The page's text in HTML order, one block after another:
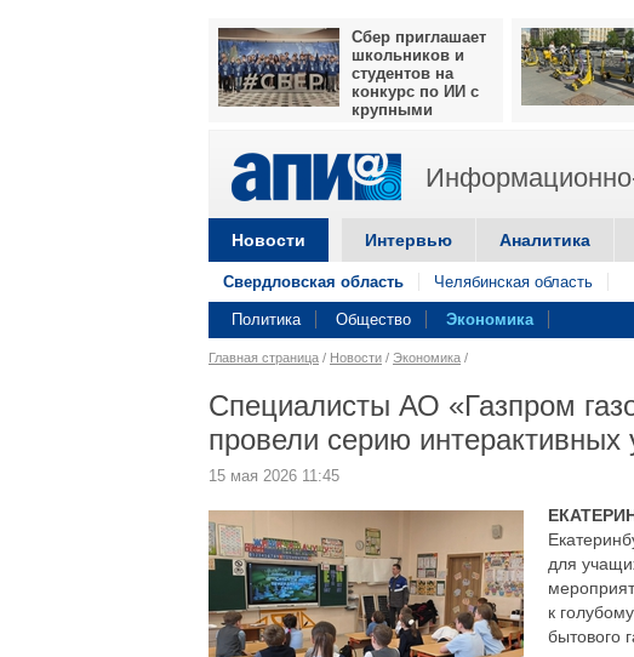
Сбер приглашает
школьников и
студентов на
конкурс по ИИ с
крупными
Новости Интервью Аналитика
Свердловская область Челябинская область
Политика Общество Экономика
Главная страница / Новости / Экономика /
Специалисты АО «Газпром
провели серию
15 мая 2026 11:45
для
к
бытового